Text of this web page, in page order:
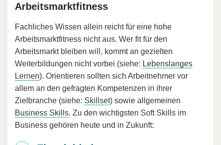
Arbeitsmarktfitness
Fachliches Wissen allein reicht für eine hohe
Arbeitsmarktfitness nicht aus. Wer fit für den
Arbeitsmarkt bleiben will, kommt an gezielten
Weiterbildungen nicht vorbei (siehe: Lebenslanges
Lernen). Orientieren sollten sich Arbeitnehmer vor
allem an den gefragten Kompetenzen in ihrer
Zielbranche (siehe: Skillset) sowie allgemeinen
Business Skills. Zu den wichtigsten Soft Skills im
Business gehören heute und in Zukunft: